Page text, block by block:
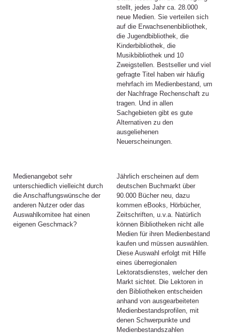
stellt, jedes Jahr ca. 28.000
neue Medien. Sie verteilen sich
auf die Erwachsenenbibliothek,
die Jugendbibliothek, die
Kinderbibliothek, die
Musikbibliothek und 10
Zweigstellen. Bestseller und viel
gefragte Titel haben wir häufig
mehrfach im Medienbestand, um
der Nachfrage Rechenschaft zu
tragen. Und in allen
Sachgebieten gibt es gute
Alternativen zu den
ausgeliehenen
Neuerscheinungen.
Medienangebot sehr
unterschiedlich vielleicht durch
die Anschaffungswünsche der
anderen Nutzer oder das
Auswahlkomitee hat einen
eigenen Geschmack?
Jährlich erscheinen auf dem
deutschen Buchmarkt über
90.000 Bücher neu, dazu
kommen eBooks, Hörbücher,
Zeitschriften, u.v.a. Natürlich
können Bibliotheken nicht alle
Medien für ihren Medienbestand
kaufen und müssen auswählen.
Diese Auswahl erfolgt mit Hilfe
eines überregionalen
Lektoratsdienstes, welcher den
Markt sichtet. Die Lektoren in
den Bibliotheken entscheiden
anhand von ausgearbeiteten
Medienbestandsprofilen, mit
denen Schwerpunkte und
Medienbestandszahlen